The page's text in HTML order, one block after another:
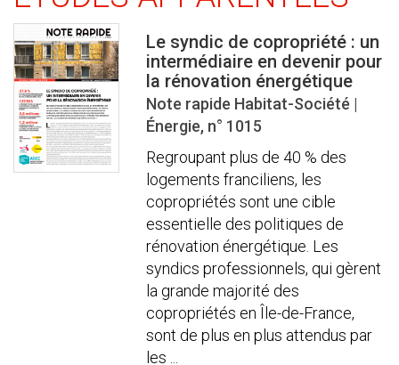
Le syndic de copropriété : un
intermédiaire en devenir pour
la rénovation énergétique
Note rapide Habitat-Société |
Énergie, n° 1015
Regroupant plus de 40 % des
logements franciliens, les
copropriétés sont une cible
essentielle des politiques de
rénovation énergétique. Les
syndics professionnels, qui gèrent
la grande majorité des
copropriétés en Île-de-France,
sont de plus en plus attendus par
les ...